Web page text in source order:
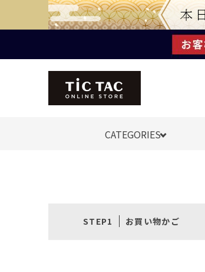
CATEGORIES
お買い物かご